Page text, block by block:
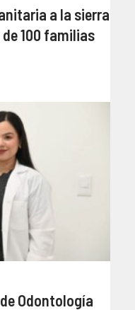
a la sierra
100 familias
Odontología